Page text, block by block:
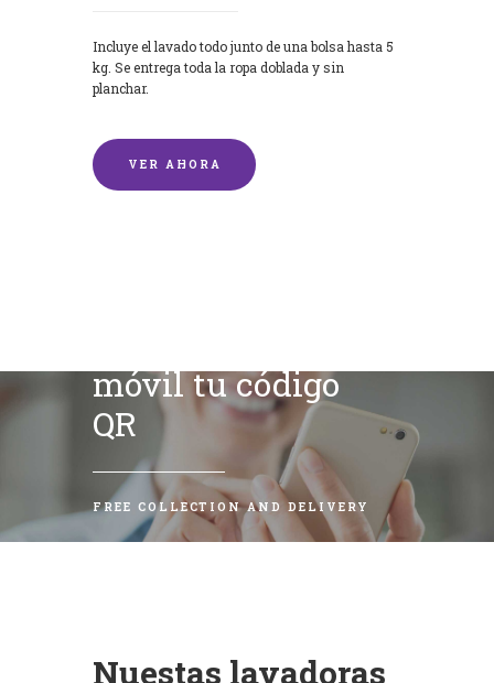
Incluye el lavado todo junto de una bolsa hasta 5
kg. Se entrega toda la ropa doblada y sin
planchar.
VER AHORA
móvil tu código
QR
FREE COLLECTION AND DELIVERY
Nuestas lavadoras